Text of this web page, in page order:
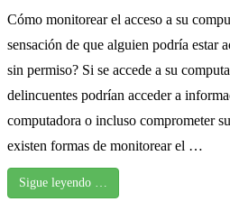
Cómo monitorear el acceso a su
sensación de que alguien podría estar
sin permiso? Si se accede a su
delincuentes podrían acceder a
computadora o incluso comprometer
existen formas de monitorear el …
Sigue leyendo …